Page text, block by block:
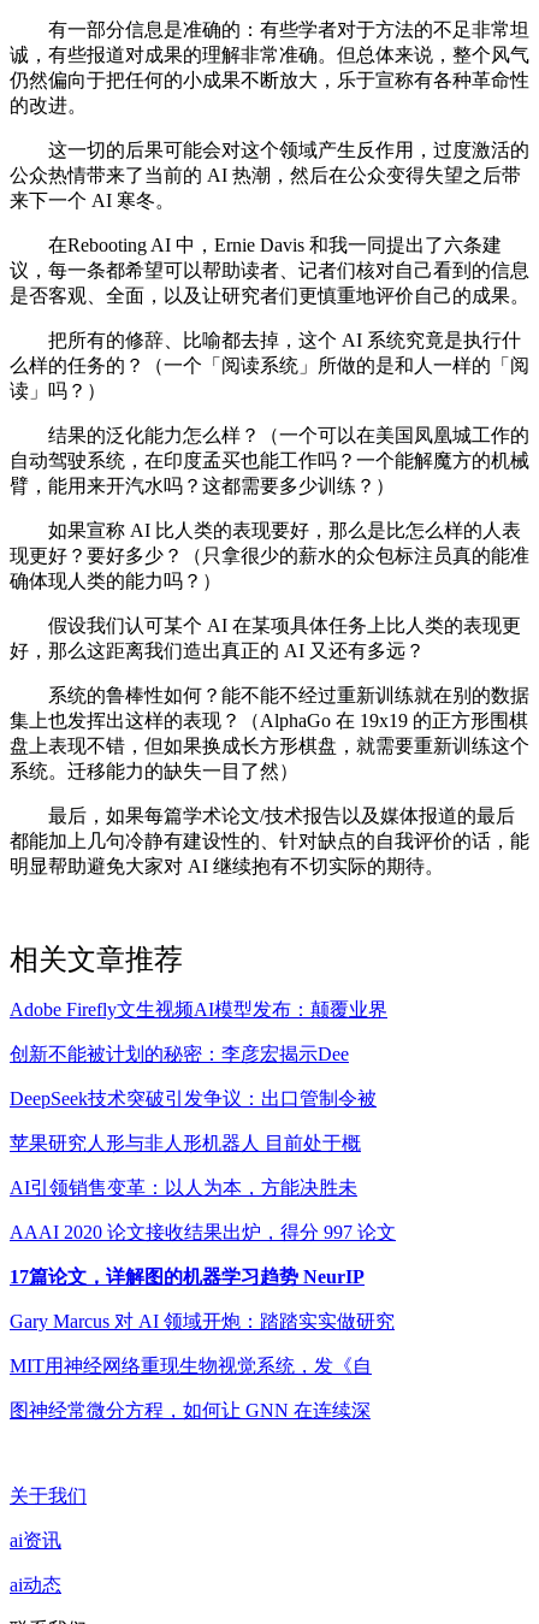
有一部分信息是准确的：有些学者对于方法的不足非常坦
诚，有些报道对成果的理解非常准确。但总体来说，整个风气
仍然偏向于把任何的小成果不断放大，乐于宣称有各种革命性
的改进。
这一切的后果可能会对这个领域产生反作用，过度激活的
公众热情带来了当前的 AI 热潮，然后在公众变得失望之后带
来下一个 AI 寒冬。
在Rebooting AI 中，Ernie Davis 和我一同提出了六条建
议，每一条都希望可以帮助读者、记者们核对自己看到的信息
是否客观、全面，以及让研究者们更慎重地评价自己的成果。
把所有的修辞、比喻都去掉，这个 AI 系统究竟是执行什
么样的任务的？（一个「阅读系统」所做的是和人一样的「阅
读」吗？）
结果的泛化能力怎么样？（一个可以在美国凤凰城工作的
自动驾驶系统，在印度孟买也能工作吗？一个能解魔方的机械
臂，能用来开汽水吗？这都需要多少训练？）
如果宣称 AI 比人类的表现要好，那么是比怎么样的人表
现更好？要好多少？（只拿很少的薪水的众包标注员真的能准
确体现人类的能力吗？）
假设我们认可某个 AI 在某项具体任务上比人类的表现更
好，那么这距离我们造出真正的 AI 又还有多远？
系统的鲁棒性如何？能不能不经过重新训练就在别的数据
集上也发挥出这样的表现？（AlphaGo 在 19x19 的正方形围棋
盘上表现不错，但如果换成长方形棋盘，就需要重新训练这个
系统。迁移能力的缺失一目了然）
最后，如果每篇学术论文/技术报告以及媒体报道的最后
都能加上几句冷静有建设性的、针对缺点的自我评价的话，能
明显帮助避免大家对 AI 继续抱有不切实际的期待。
相关文章推荐
Adobe Firefly文生视频AI模型发布：颠覆业界
创新不能被计划的秘密：李彦宏揭示Dee
DeepSeek技术突破引发争议：出口管制令被
苹果研究人形与非人形机器人 目前处于概
AI引领销售变革：以人为本，方能决胜未
AAAI 2020 论文接收结果出炉，得分 997 论文
17篇论文，详解图的机器学习趋势 NeurIP
Gary Marcus 对 AI 领域开炮：踏踏实实做研究
MIT用神经网络重现生物视觉系统，发《自
图神经常微分方程，如何让 GNN 在连续深
关于我们
ai资讯
ai动态